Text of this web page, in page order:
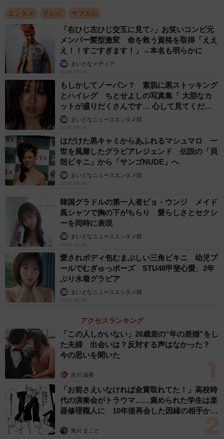
は、日本舞踊家元である藤間や、かつてはプロのバレリー
ナを目指し、バレエ留学の経験もある趣里をはじめ、OSK
日本歌劇団の現役女優・翼和希（橘アオイ役）など、各分
野の「本物」が勢ぞろいしている。
後輩・秋山を演じる伊原六花によるキレッキレの
ダンスに注目
また、第10話の最後、レビューのシーンから登場し、花咲
歌劇団から梅丸少女歌劇団（USK）に移籍してきた男役
で、先輩の立ち位置を脅かす実力派、秋山美月を伊原六花
が演じる。彼女は「バブリーダンス」で一躍有名となった
強豪、大阪府立登美丘高校ダンス部のキャプテンをつとめ
たという経歴を持つ。伊原について福岡さんは、こう語
2/3
秋山美月を演じる伊原六花。劇中で披露したキレのあるダンスの説得力
がすさまじい ©️NHK
「OSK日本歌劇団を含め、様々な歌劇団を取材させていた
だいた中で、歌劇の世界は『飛び抜けた才能を持つ若手が
いれば、先輩であろうとどんどん追い抜いていく』とい
う、厳しい実力社会であることを知りました。これはぜひ
エンタメ テレビ サブカル
「右ひじ左ひじ交互に見て♪」お笑いコンビ元
メンバー髪型激変 命を救う資格を取得「ええ
え！！すごすぎます！」→本名も明らかに
まいどなメディア
2026.08.09
もしかしてノーパン？ 素肌に黒ストッキング
とハイレグ ちとせよしの写真集「 大胆なカ
ットが盛りだくさんです… 心して見てくださ
い」まいどなニュースエンタメ部
2026.08.08
はだけた黒キャミからあふれるマシュマロ 一
世を風靡したグラビアレジェンド 伝説の「貝
殻ビキニ」から「サンゴNUDE」へ
まいどなニュースエンタメ部
2026.08.08
韓国グラドルの第一人者ピョ・ウンジ メイド
風シャツで胸の下がちらり 愛らしさとセクシ
ーを同時に表現
まいどなニュースエンタメ部
2026.08.08
愛されボディ包むまぶしい三角ビキニ 幼児プ
ールでむぎゅっポーズ STU48甲斐心愛、2年
ぶり水着グラビア
まいどなニュースエンタメ部
2026.08.08
アクセスランキング
「この人しかいない」26歳差の“年の差婚”をし
た夫婦 出会いは？反対する声はなかった？
今の思いを聞いた
古川 諭香
「お前さえいなければ金賞取れてた！」高校時
代の演奏会がトラウマ……責められた学生は楽
器修理職人に 10年後再会した因縁の相手から
海川 まこと